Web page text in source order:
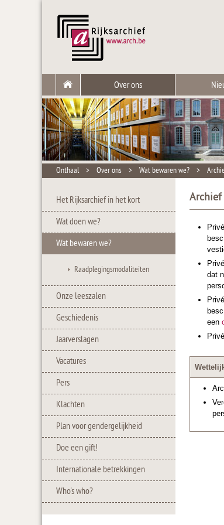
Over ons
Onthaal > Over ons > Wat bewaren we? >
Het Rijksarchief in het kort
Wat doen we?
Wat bewaren we?
Raadplegingsmodaliteiten
Onze leeszalen
Geschiedenis
Jaarverslagen
Vacatures
Pers
Klachten
Plan voor gendergelijkheid
Doe een gift!
Internationale betrekkingen
Who's who?
dat
een